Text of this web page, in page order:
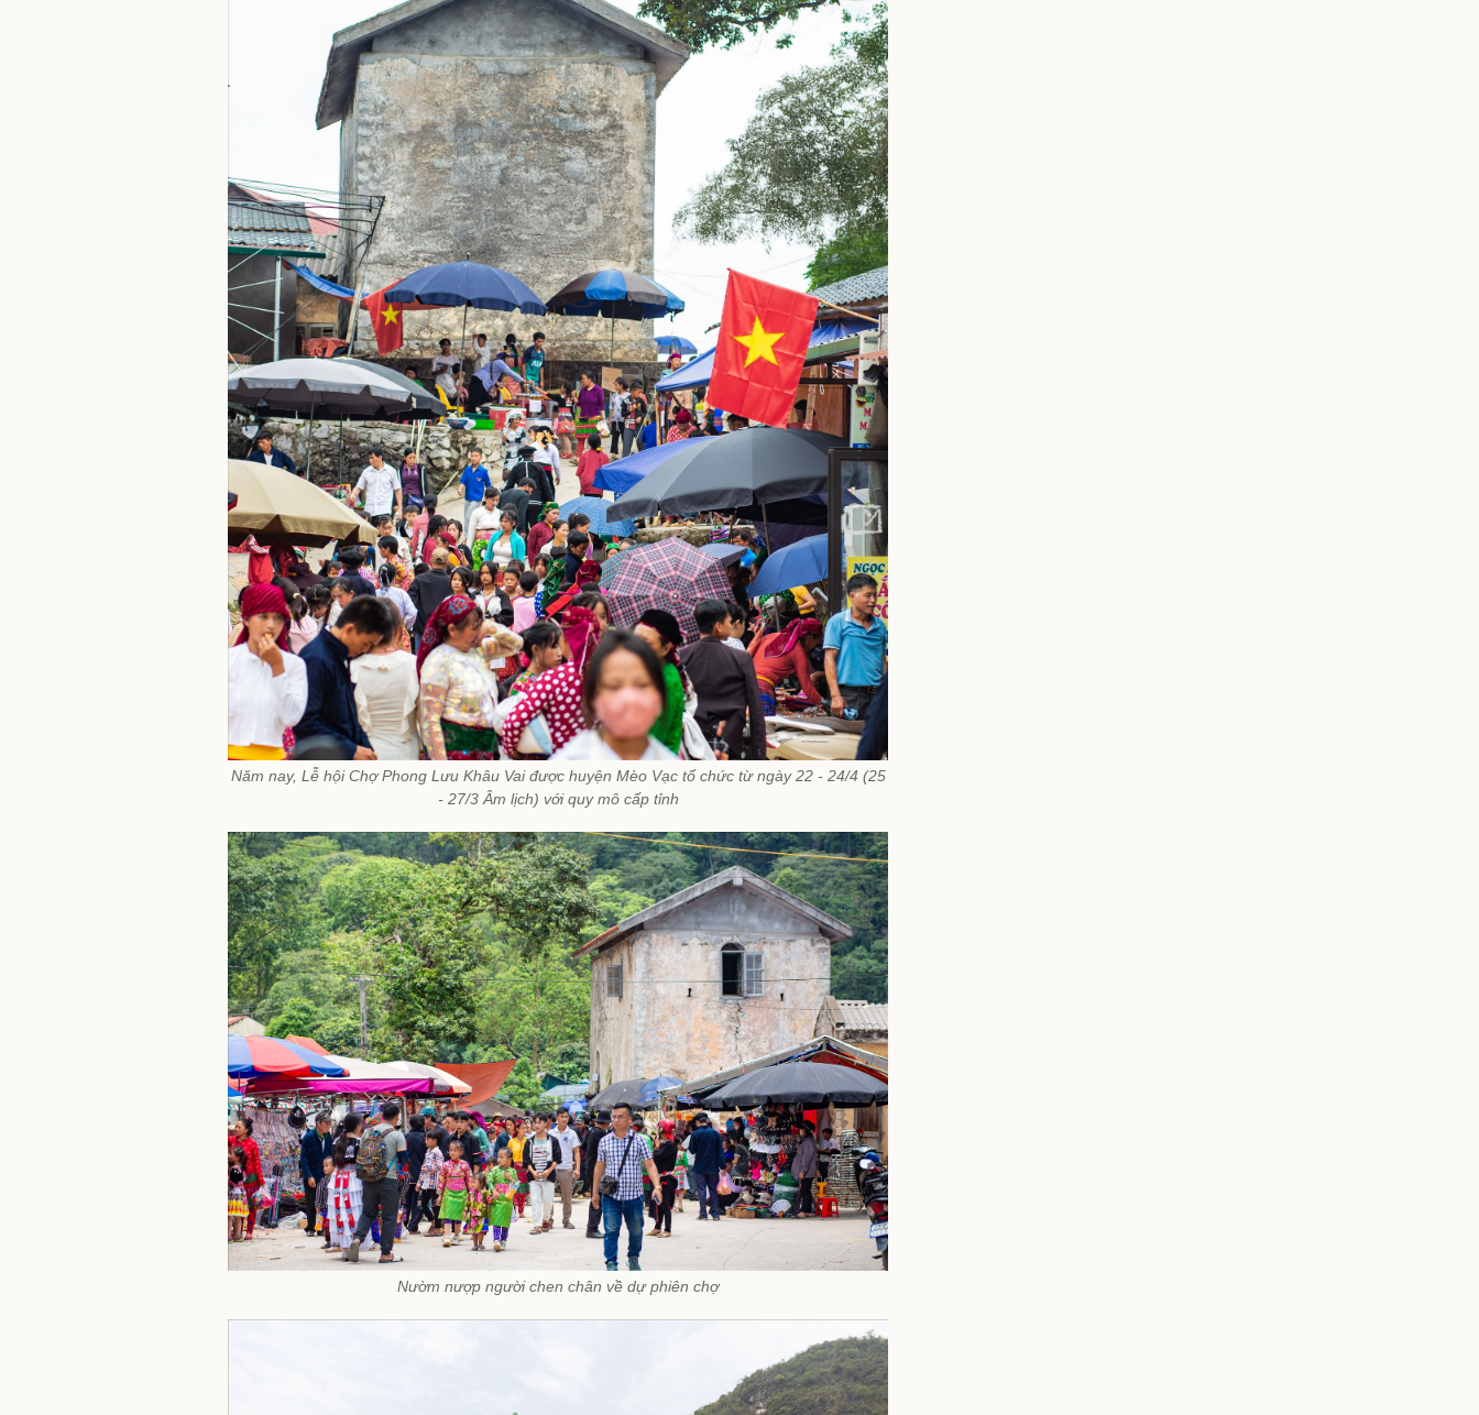
Năm nay, Lễ hội Chợ Phong Lưu Khâu Vai được huyện Mèo Vạc tổ chức từ ngày 22 - 24/4 (25
- 27/3 Âm lịch) với quy mô cấp tỉnh
Nườm nượp người chen chân về dự phiên chợ